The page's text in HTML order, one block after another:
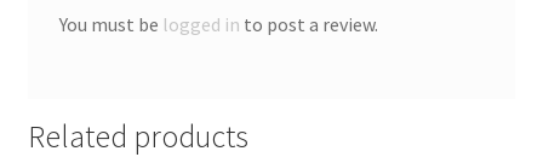
You must be logged in to post a review.
Related products